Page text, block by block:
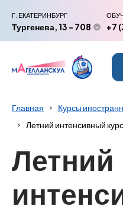
Г. ЕКАТЕРИНБУРГ
Тургенева, 13 - 708 +7
Главная
Курсы
Летний интенсивный
Летний